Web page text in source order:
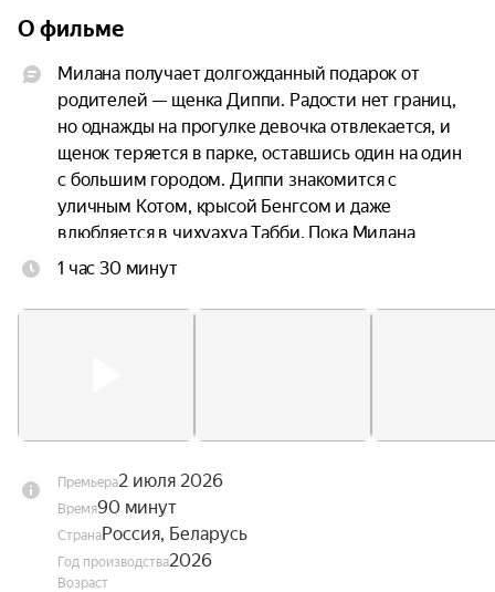
О фильме
Милана получает долгожданный подарок от
родителей — щенка Диппи. Радости нет границ,
но однажды на прогулке девочка отвлекается, и
щенок теряется в парке, оставшись один на один
с большим городом. Диппи знакомится с
уличным Котом, крысой Бенгсом и даже
влюбляется в чихуахуа Табби. Пока Милана
ведёт поиски любимого песика, Диппи ждут
предстоит стать настоящим героем, способным
1 час 30 минут
Премьера2 июля 2026
Время90 минут
СтранаРоссия, Беларусь
Год производства2026
Возраст